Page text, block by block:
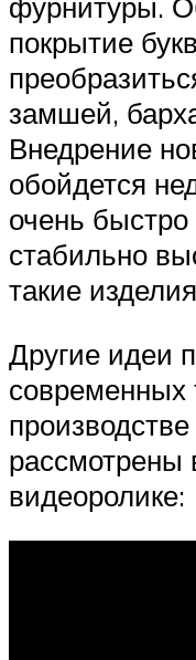
покрытие
замшей,
Внедрение
обойдется
очень быстро
стабильно
такие
Другие идеи
современных
рассмотрены
видеоролике: